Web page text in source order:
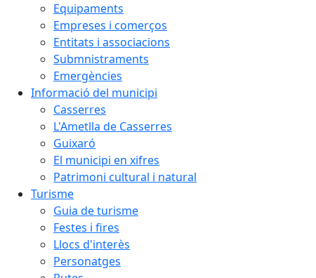
Equipaments
Empreses i comerços
Entitats i associacions
Submnistraments
Emergències
Informació del municipi
Casserres
L'Ametlla de Casserres
Guixaró
El municipi en xifres
Patrimoni cultural i natural
Turisme
Guia de turisme
Festes i fires
Llocs d'interès
Personatges